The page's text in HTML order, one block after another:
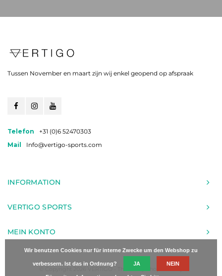
Tussen November en maart zijn wij enkel geopend op afspraak
Telefon
+31 (0)6 52470303
Mail
Info@vertigo-sports.com
INFORMATION
VERTIGO SPORTS
MEIN KONTO
© Copyright 2026 VERTIGO - Theme by
Wir benutzen Cookies nur für interne Zwecke um den Webshop zu
verbessern. Ist das in Ordnung? JA NEIN